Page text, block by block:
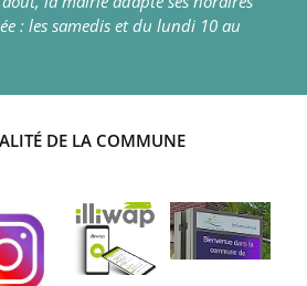
: les samedis et du lundi 10 au
DE LA COMMUNE